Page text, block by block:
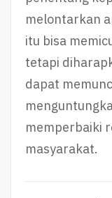
melontarkan
itu bisa
tetapi
dapat
memperbaiki
masyarakat.